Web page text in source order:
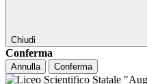
Chiudi
Conferma
Annulla Conferma